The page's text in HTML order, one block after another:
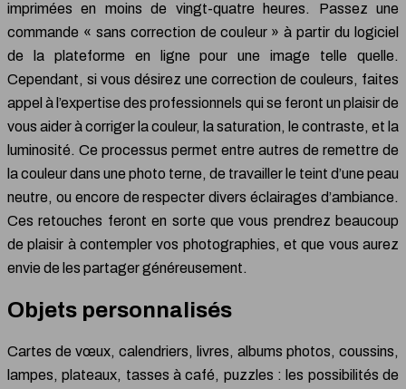
imprimées en moins de vingt-quatre heures. Passez une
commande « sans correction de couleur » à partir du logiciel
de la plateforme en ligne pour une image telle quelle.
Cependant, si vous désirez une correction de couleurs, faites
appel à l’expertise des professionnels qui se feront un plaisir de
vous aider à corriger la couleur, la saturation, le contraste, et la
luminosité. Ce processus permet entre autres de remettre de
la couleur dans une photo terne, de travailler le teint d’une peau
neutre, ou encore de respecter divers éclairages d’ambiance.
Ces retouches feront en sorte que vous prendrez beaucoup
de plaisir à contempler vos photographies, et que vous aurez
envie de les partager généreusement.
Objets personnalisés
Cartes de vœux, calendriers, livres, albums photos, coussins,
lampes, plateaux, tasses à café, puzzles : les possibilités de